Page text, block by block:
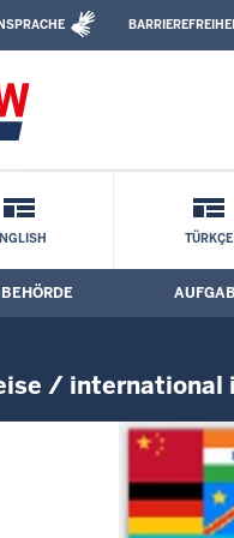
Suche
TÜRKÇE
/ international